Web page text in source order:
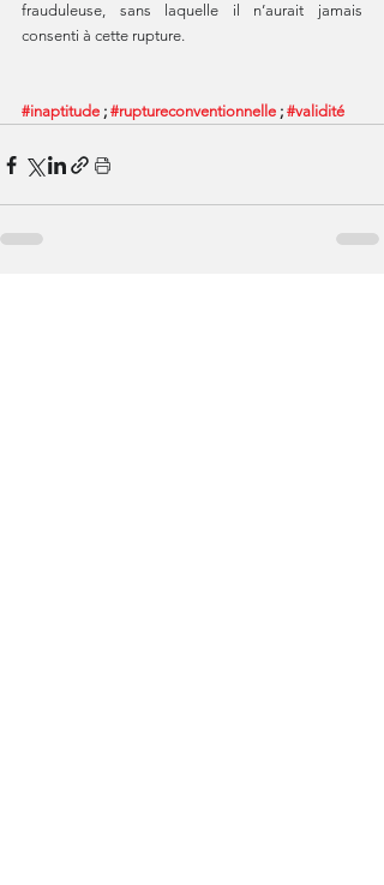
frauduleuse, sans laquelle il n’aurait jamais
consenti à cette rupture.
#inaptitude ; #ruptureconventionnelle ; #validité